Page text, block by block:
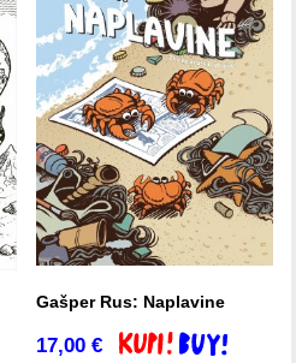
Gašper Rus: Naplavine
17,00€ Dodaj v košarico